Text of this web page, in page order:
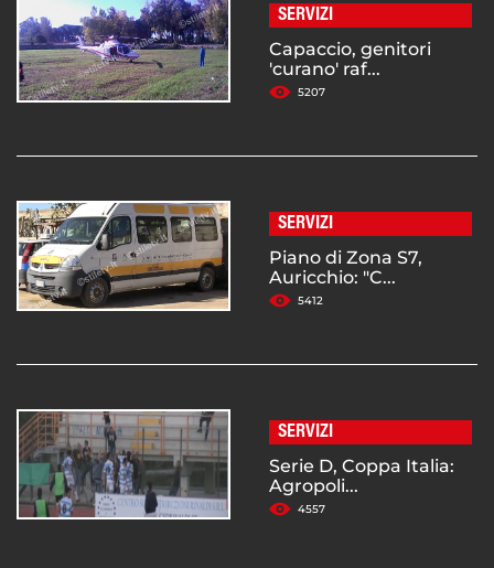
SERVIZI
Capaccio, genitori
'curano' raf...
5207
SERVIZI
Piano di Zona S7,
Auricchio: "C...
5412
SERVIZI
Serie D, Coppa Italia:
Agropoli...
4557